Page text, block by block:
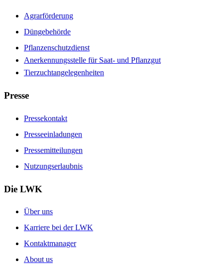
Agrarförderung
Düngebehörde
Pflanzenschutzdienst
Anerkennungsstelle für Saat- und Pflanzgut
Tierzuchtangelegenheiten
Presse
Pressekontakt
Presseeinladungen
Pressemitteilungen
Nutzungserlaubnis
Die LWK
Über uns
Karriere bei der LWK
Kontaktmanager
About us